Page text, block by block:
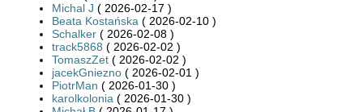
Michal J ( 2026-02-17 )
Beata Kostańska ( 2026-02-10 )
Schalker ( 2026-02-08 )
track5868 ( 2026-02-02 )
TomaszZet ( 2026-02-02 )
jacekGniezno ( 2026-02-01 )
PiotrMan ( 2026-01-30 )
karolkolonia ( 2026-01-30 )